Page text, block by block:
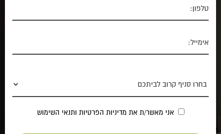
אני מאשר/ת את מדיניות הפרטיות ותנאי השימוש